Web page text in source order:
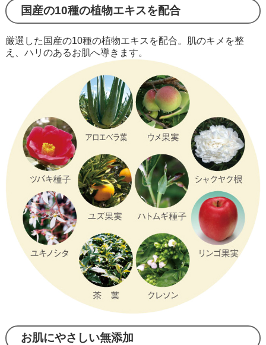
国産の10種の植物エキスを配合
厳選した国産の10種の植物エキスを配合。肌のキメを整
え、ハリのあるお肌へ導きます。
お肌にやさしい無添加